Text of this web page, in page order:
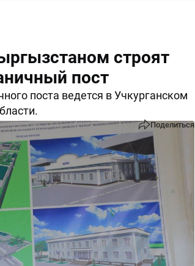
строят
пост
поста ведется в Учкурганском
Поделиться